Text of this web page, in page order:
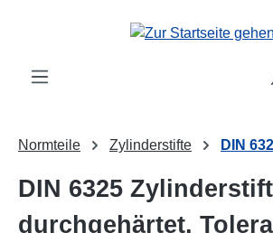
Zum Hauptinhalt springen
Normteile Zylinderstifte DIN
DIN 6325
durchgehärtet,